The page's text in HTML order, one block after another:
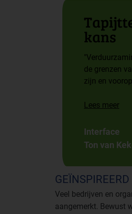
kans
de grenzen
zijn en
Lees meer
Interface
Ton van
Veel bedrijven en
aangemerkt. Bewust